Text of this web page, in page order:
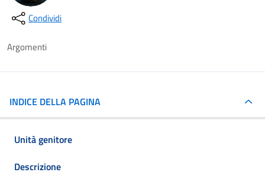
Condividi
Argomenti
INDICE DELLA PAGINA
Unità genitore
Descrizione